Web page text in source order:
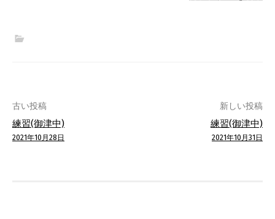
投
稿
古い投稿
練習(御津中)
2021年10月28日
新しい投稿
練習(御津中)
2021年10月31日